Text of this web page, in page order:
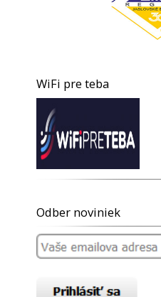
WiFi pre teba
Odber noviniek